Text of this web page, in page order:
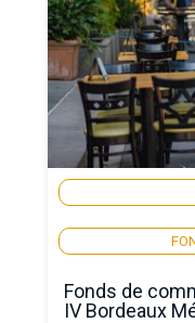
Fonds de
IV Bordeaux